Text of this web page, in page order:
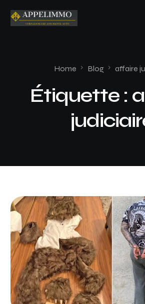
Home Blog affaire
Étiquette :